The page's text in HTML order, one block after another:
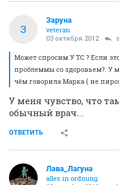
З
Заруна
veteran
03 октября 2012
Может спросим У ТС ? Если
проблеммы со здоровьем?. У
чём говорила Марка ( не
У меня чувство, что
обычный врач...
ОТВЕТИТЬ
Лава_Лагуна
alles in ordnung